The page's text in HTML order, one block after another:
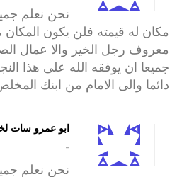
نحن نعلم
مكان له قيمته فلن يكون المكان
معروف رجل الخير والا عمال
جميعا ان يوفقه الله على هذا
دائما والى الامام من ابنك
ابو عمرو سات
-
نحن نعلم